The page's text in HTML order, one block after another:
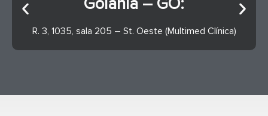
R. 3, 1035, sala 205 – St. Oeste (Multimed Clínica)